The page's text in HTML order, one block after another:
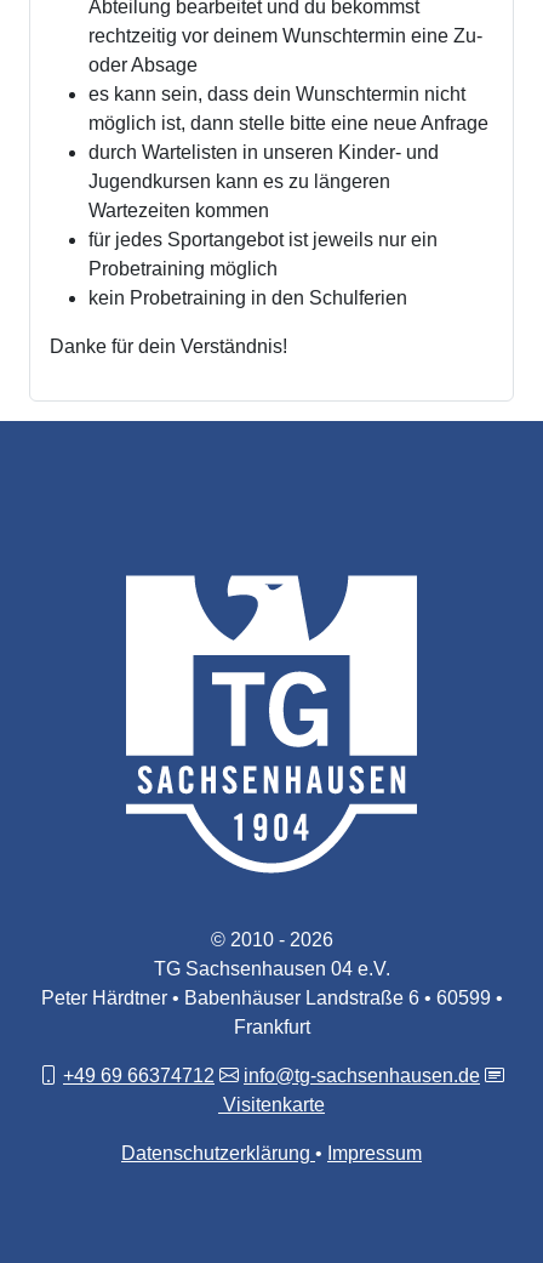
Abteilung bearbeitet und du bekommst
rechtzeitig vor deinem Wunschtermin eine Zu-
oder Absage
es kann sein, dass dein Wunschtermin nicht
möglich ist, dann stelle bitte eine neue Anfrage
durch Wartelisten in unseren Kinder- und
Jugendkursen kann es zu längeren
Wartezeiten kommen
für jedes Sportangebot ist jeweils nur ein
Probetraining möglich
kein Probetraining in den Schulferien
Danke für dein Verständnis!
© 2010 - 2026
TG Sachsenhausen 04 e.V.
Peter Härdtner • Babenhäuser Landstraße 6 • 60599 •
Frankfurt
+49 69 66374712
info@tg-sachsenhausen.de
Visitenkarte
Datenschutzerklärung Impressum